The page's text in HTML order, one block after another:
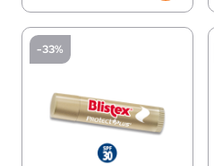
-33%